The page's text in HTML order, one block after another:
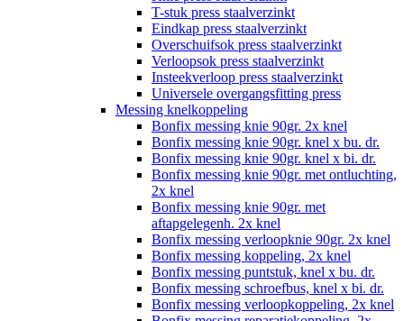
T-stuk press staalverzinkt
Eindkap press staalverzinkt
Overschuifsok press staalverzinkt
Verloopsok press staalverzinkt
Insteekverloop press staalverzinkt
Universele overgangsfitting press
Messing knelkoppeling
Bonfix messing knie 90gr. 2x knel
Bonfix messing knie 90gr. knel x bu. dr.
Bonfix messing knie 90gr. knel x bi. dr.
Bonfix messing knie 90gr. met ontluchting,
2x knel
Bonfix messing knie 90gr. met
aftapgelegenh. 2x knel
Bonfix messing verloopknie 90gr. 2x knel
Bonfix messing koppeling, 2x knel
Bonfix messing puntstuk, knel x bu. dr.
Bonfix messing schroefbus, knel x bi. dr.
Bonfix messing verloopkoppeling, 2x knel